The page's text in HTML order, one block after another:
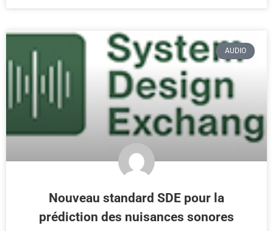
AUDIO
Nouveau standard SDE pour la
prédiction des nuisances sonores